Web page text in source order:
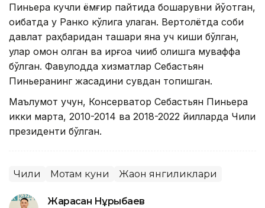
Пиньера кучли ёмғир пайтида бошқарувни йўқотган,
оқибатда у Ранко кўлига қулаган. Вертолётда собиқ
давлат раҳбаридан ташқари яна уч киши бўлган,
улар омон қолган ва қирғоққа чиқиб олишга муваффақ
бўлган. Фавқулодда хизматлар Себастьян
Пиньеранинг жасадини сувдан топишган.
Маълумот учун, Консерватор Себастьян Пиньера
икки марта, 2010-2014 ва 2018-2022 йилларда Чили
президенти бўлган.
Чили Мотам куни Жаҳон янгиликлари
Жарасқан Нұрыбаев